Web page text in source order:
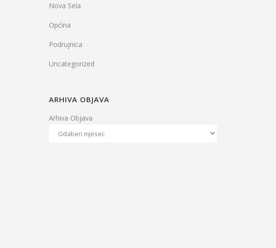
Nova Sela
Općina
Podrujnica
Uncategorized
ARHIVA OBJAVA
Arhiva Objava